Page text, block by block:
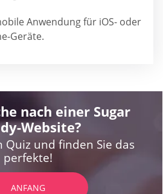
Anwendung für iOS- oder
Geräte.
nach einer Sugar
Website?
Quiz und finden Sie das
perfekte!
ANFANG